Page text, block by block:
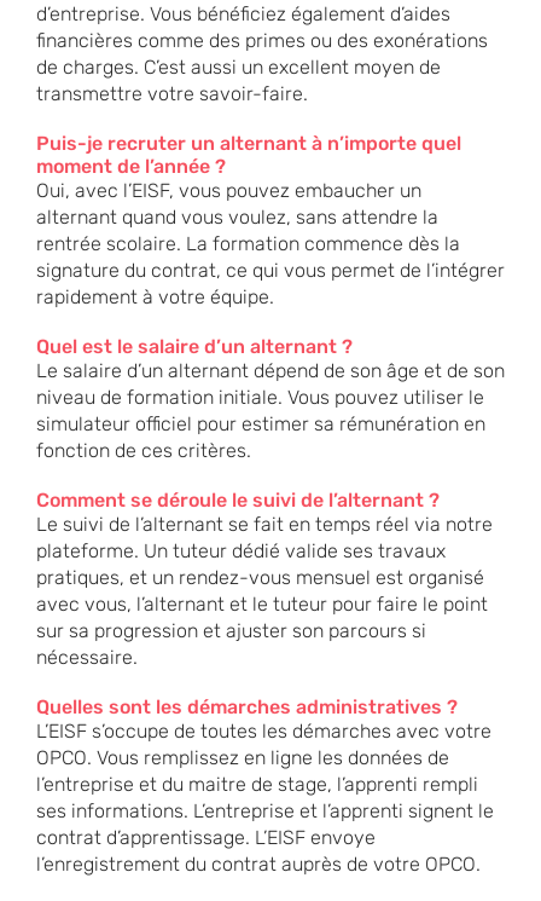
d’entreprise. Vous bénéficiez également d’aides
financières comme des primes ou des exonérations
de charges. C’est aussi un excellent moyen de
transmettre votre savoir-faire.
Puis-je recruter un alternant à n’importe quel
moment de l’année ?
Oui, avec l’EISF, vous pouvez embaucher un
alternant quand vous voulez, sans attendre la
rentrée scolaire. La formation commence dès la
signature du contrat, ce qui vous permet de l’intégrer
rapidement à votre équipe.
Quel est le salaire d’un alternant ?
Le salaire d’un alternant dépend de son âge et de son
niveau de formation initiale. Vous pouvez utiliser le
simulateur officiel pour estimer sa rémunération en
fonction de ces critères.
Comment se déroule le suivi de l’alternant ?
Le suivi de l’alternant se fait en temps réel via notre
plateforme. Un tuteur dédié valide ses travaux
pratiques, et un rendez-vous mensuel est organisé
avec vous, l’alternant et le tuteur pour faire le point
sur sa progression et ajuster son parcours si
nécessaire.
Quelles sont les démarches administratives ?
L’EISF s’occupe de toutes les démarches avec votre
OPCO. Vous remplissez en ligne les données de
l’entreprise et du maitre de stage, l’apprenti rempli
ses informations. L’entreprise et l’apprenti signent le
contrat d’apprentissage. L’EISF envoye
l’enregistrement du contrat auprès de votre OPCO.